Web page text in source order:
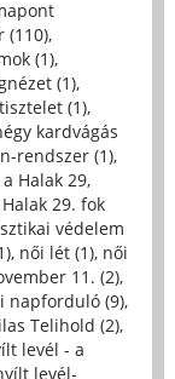
(110),
(1),
(1),
(1),
kardvágás
rendszer (1),
Halak 29,
29. fok
védelem
, női lét (1), női
11. (2),
napforduló (9),
Telihold (2),
levél - a
levél-